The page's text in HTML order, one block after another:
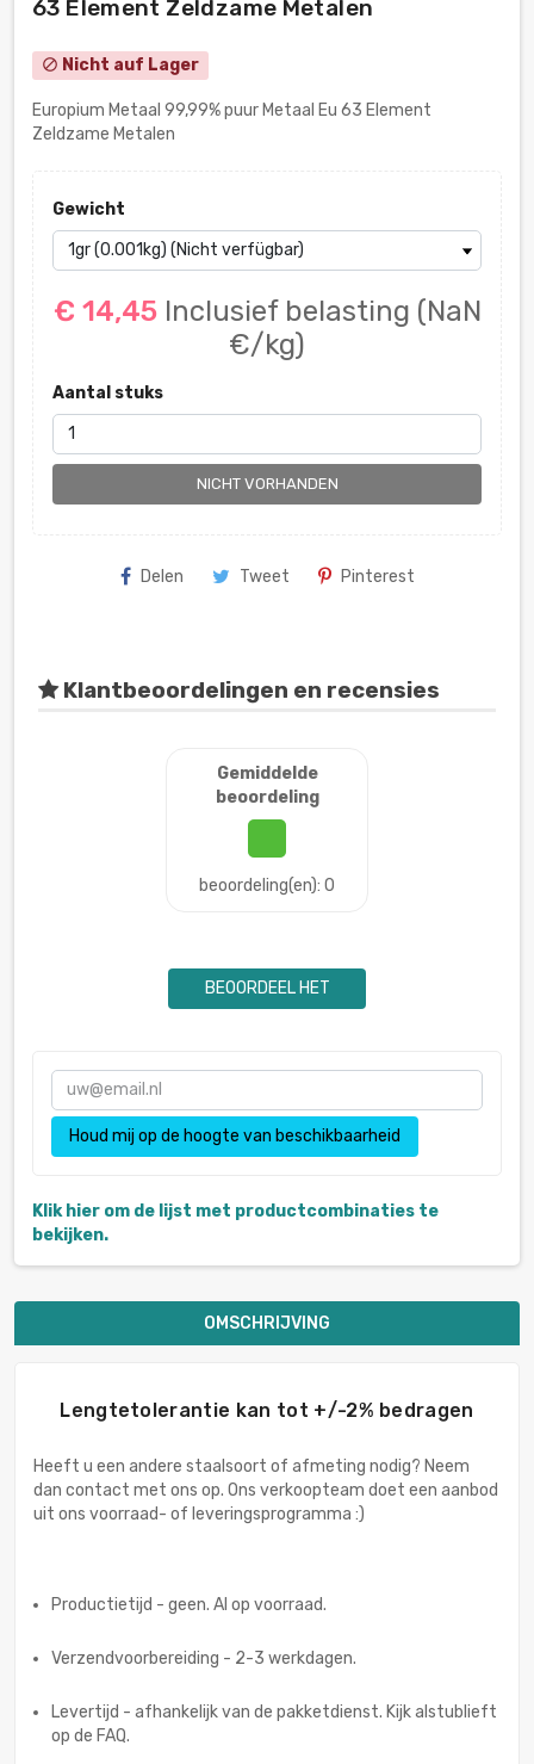
63 Element Zeldzame Metalen
block Nicht auf Lager
Europium Metaal 99,99% puur Metaal Eu 63 Element
Zeldzame Metalen
Gewicht
€ 14,45 Inclusief belasting (NaN
€/kg)
Aantal stuks
NICHT VORHANDEN
Delen Tweet Pinterest
Klantbeoordelingen en recensies
Gemiddelde
beoordeling
beoordeling(en): 0
BEOORDEEL HET
Houd mij op de hoogte van beschikbaarheid
Klik hier om de lijst met productcombinaties te
bekijken.
OMSCHRIJVING
Lengtetolerantie kan tot +/-2% bedragen
Heeft u een andere staalsoort of afmeting nodig? Neem
dan contact met ons op. Ons verkoopteam doet een aanbod
uit ons voorraad- of leveringsprogramma :)
Productietijd - geen. Al op voorraad.
Verzendvoorbereiding - 2-3 werkdagen.
Levertijd - afhankelijk van de pakketdienst. Kijk alstublieft
op de FAQ.